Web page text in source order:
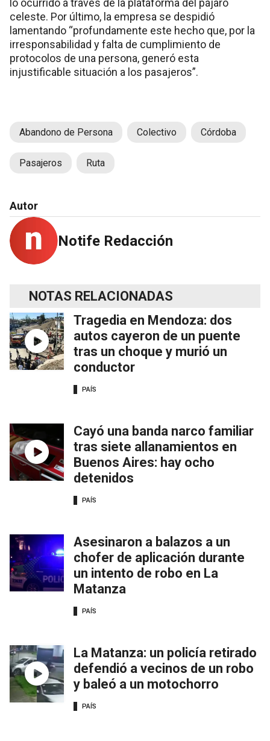
celeste. Por último, la empresa se despidió
lamentando “profundamente este hecho que, por la
irresponsabilidad y falta de cumplimiento de
protocolos de una persona, generó esta
injustificable situación a los pasajeros”.
Abandono de Persona Colectivo Córdoba
Pasajeros Ruta
Autor
Notife Redacción
NOTAS RELACIONADAS
Tragedia en Mendoza: dos
autos cayeron de un puente
tras un choque y murió un
conductor
PAÍS
Cayó una banda narco familiar
tras siete allanamientos en
Buenos Aires: hay ocho
detenidos
PAÍS
Asesinaron a balazos a un
chofer de aplicación durante
un intento de robo en La
Matanza
PAÍS
La Matanza: un policía retirado
defendió a vecinos de un robo
y baleó a un motochorro
PAÍS